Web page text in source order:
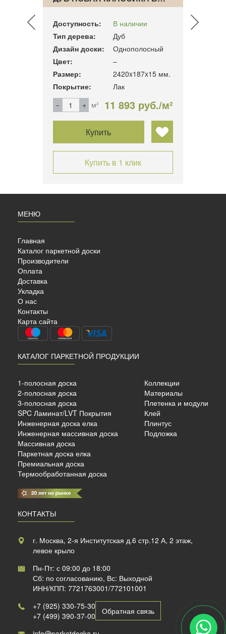
Доступность:
В наличии
Тип дерева:
Дуб
Дизайн доски:
Однополосный
Цвет:
–
Размер:
2420x187x15 мм.
Покрытие:
Лак
м²
11 893 руб./м²
Купить
Купить в 1 клик
мм.
м²
МЕНЮ
Главная
Каталог паркетной доски
Производители
Оплата
Доставка
Укладка
О нас
Контакты
Карта сайта
КАТАЛОГ ПАРКЕТНОЙ ПРОДУКЦИИ
1-полосная доска
2-полосная доска
3-полосная доска
SPC Ламинат/LVT Покрытия
Инженерная доска елка
Инженерная массивная доска
Массивная доска
Паркетная доска елка
Премиальная доска
Термообработанная доска
Коллекции
Материалы
Плетенка и модули
Клей
Плинтус
Подложка
КОНТАКТЫ
г. Москва, 2-я Институтская д.6 стр.12 А, 2 этаж,
левое крыло
Пн-Пт: с 09:00 до 18:00
Сб: по согласованию, Вс: Выходной
ИНН/КПП: 7721763001/772101001
+7 (925) 330-75-30
+7 (499) 390-37-00
Обратная связь